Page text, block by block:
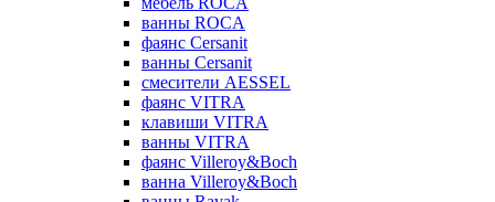
ванны ROCA
фаянс Cersanit
ванны Cersanit
смесители AESSEL
фаянс VITRA
клавиши VITRA
ванны VITRA
фаянс Villeroy&Boch
ванна Villeroy&Boch